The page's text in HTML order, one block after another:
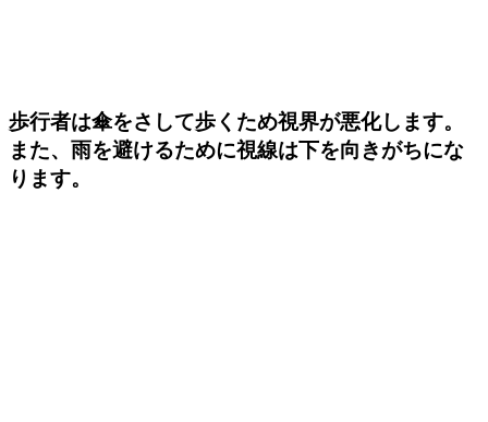
歩行者は傘をさして歩くため視界が悪化します。
また、雨を避けるために視線は下を向きがちにな
ります。